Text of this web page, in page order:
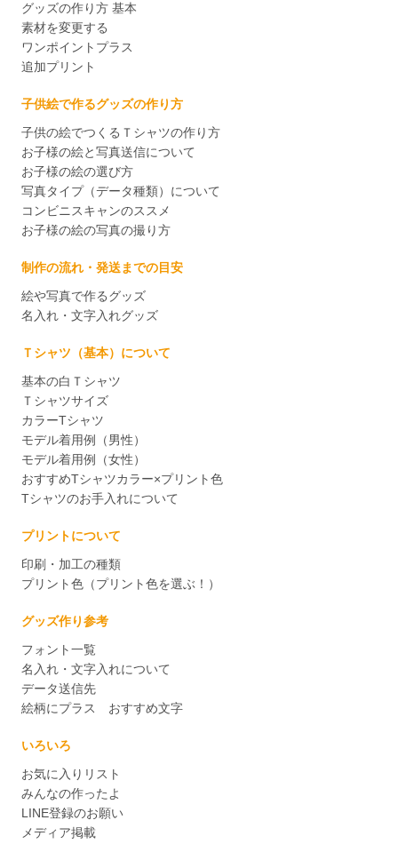
グッズの作り方 基本
素材を変更する
ワンポイントプラス
追加プリント
子供絵で作るグッズの作り方
子供の絵でつくるＴシャツの作り方
お子様の絵と写真送信について
お子様の絵の選び方
写真タイプ（データ種類）について
コンビニスキャンのススメ
お子様の絵の写真の撮り方
制作の流れ・発送までの目安
絵や写真で作るグッズ
名入れ・文字入れグッズ
Ｔシャツ（基本）について
基本の白Ｔシャツ
Ｔシャツサイズ
カラーTシャツ
モデル着用例（男性）
モデル着用例（女性）
おすすめTシャツカラー×プリント色
Tシャツのお手入れについて
プリントについて
印刷・加工の種類
プリント色（プリント色を選ぶ！）
グッズ作り参考
フォント一覧
名入れ・文字入れについて
データ送信先
絵柄にプラス おすすめ文字
いろいろ
お気に入りリスト
みんなの作ったよ
LINE登録のお願い
メディア掲載